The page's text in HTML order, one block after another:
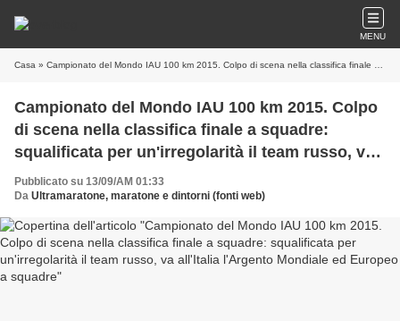
MENU
Casa » Campionato del Mondo IAU 100 km 2015. Colpo di scena nella classifica finale a squadre: squalificata per un'irregolarità il team russo, va all'Italia l'Argento Mondiale ed Europeo a squadre
Campionato del Mondo IAU 100 km 2015. Colpo
di scena nella classifica finale a squadre:
squalificata per un'irregolarità il team russo, va
all'Italia l'Argento Mondiale ed Europeo a
squadre
Pubblicato su 13/09/AM 01:33
Da Ultramaratone, maratone e dintorni (fonti web)